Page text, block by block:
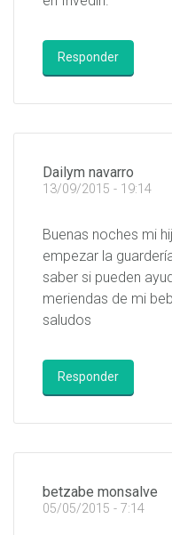
Responder
Dailym navarro
13/09/2015 - 19:14
Buenas noches mi
empezar la
saber si pueden
meriendas de mi
saludos
Responder
betzabe monsalve
05/05/2015 - 7:14